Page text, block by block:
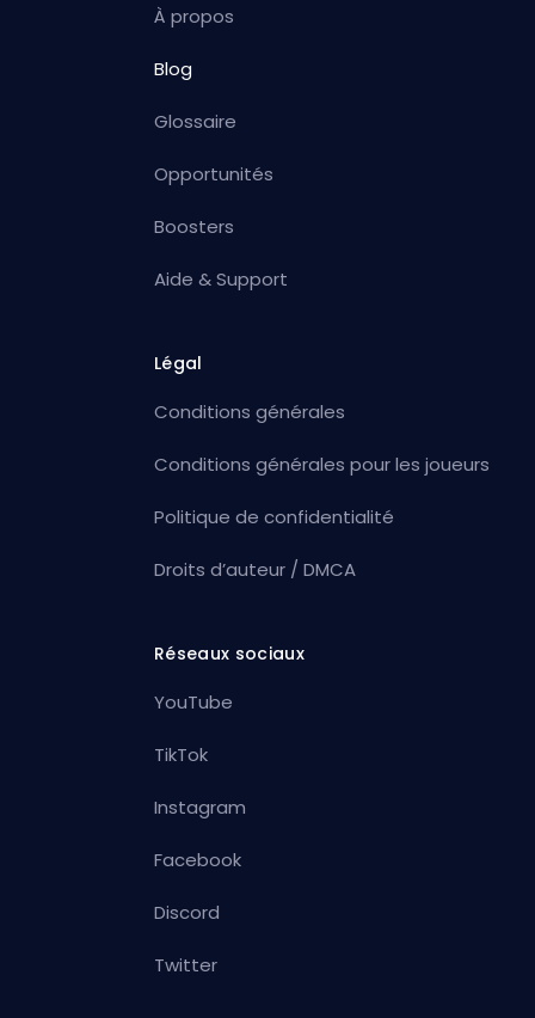
À propos
Blog
Glossaire
Opportunités
Boosters
Aide & Support
Légal
Conditions générales
Conditions générales pour les joueurs
Politique de confidentialité
Droits d’auteur / DMCA
Réseaux sociaux
YouTube
TikTok
Instagram
Facebook
Discord
Twitter